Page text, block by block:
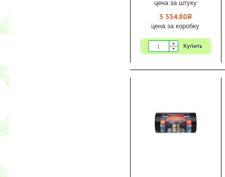
цена за штуку
3 554.80i
цена за коробку
Купить